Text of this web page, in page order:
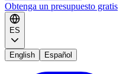
Obtenga un presupuesto gratis
ES
English Español